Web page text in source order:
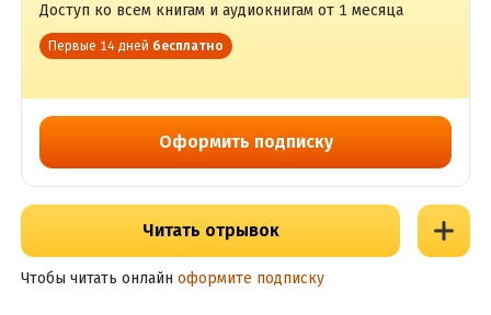
Доступ ко всем книгам и аудиокнигам от 1 месяца
Первые 14 дней бесплатно
Оформить подписку
Читать отрывок
Чтобы читать онлайн оформите подписку